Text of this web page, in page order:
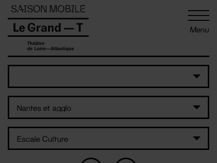
Menu
Panneau de gestion des cookies